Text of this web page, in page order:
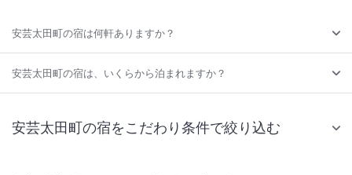
安芸太田町の宿は何軒ありますか？
安芸太田町の宿は、いくらから泊まれますか？
安芸太田町の宿をこだわり条件で絞り込む